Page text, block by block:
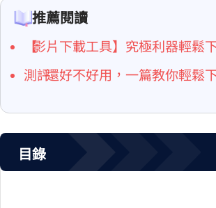
推薦閱讀
【YouTube 影片下載工具】究極利器輕鬆下
測評 YouTube Downloader HD 還好不好用，一篇教你輕
目錄